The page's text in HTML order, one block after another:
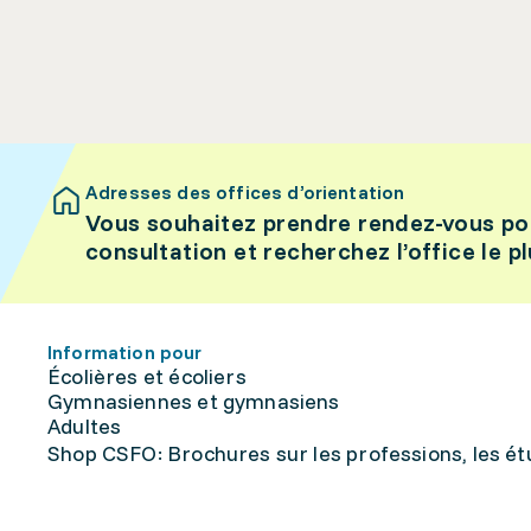
Adresses des offices d’orientation
Vous souhaitez prendre rendez-vous
consultation et recherchez l’office le
Information pour
Écolières et écoliers
Gymnasiennes et gymnasiens
Adultes
Shop CSFO: Brochures sur les professions, les